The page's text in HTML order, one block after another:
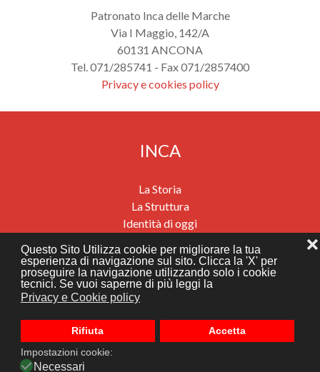
Questo Sito Utilizza cookie per migliorare la tua
esperienza di navigazione sul sito. Clicca la 'X' per
proseguire la navigazione utilizzando solo i cookie
tecnici. Se vuoi saperne di più leggi la
Privacy e Cookie policy
Rifiuta Accetta
❌
Impostazioni cookie:
Necessari
Patronato Inca delle Marche
Via I Maggio, 142/A
60131 ANCONA
Tel. 071/285741 - Fax 071/2857400
Privacy e cookies policy
INCA
La Storia
La Struttura
Identità di oggi
Salute e benessere
Migrazioni e mobilità internazionali
Assistenza economica e sociale
Realizzato da